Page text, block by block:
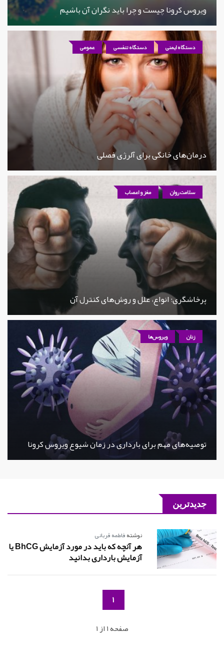
ویروس کرونا چیست و چرا باید نگران آن باشیم
دستگاه ایمنی دستگاه تنفسی عمومی
درمان‌های خانگی برای آلرژی فصلی
سلامت روان مغز و اعصاب
پرخاشگری؛ انواع، علل و روش‌های کنترل آن
زنان ویروس‌ها
توصیه‌های مهم برای بارداری در زمان شیوع ویروس کرونا
جدیدترین
نوشتهفاطمه قربانی
هر آنچه که باید در مورد آزمایش BhCG یا
آزمایش بارداری بدانید
1
صفحه 1 از 1